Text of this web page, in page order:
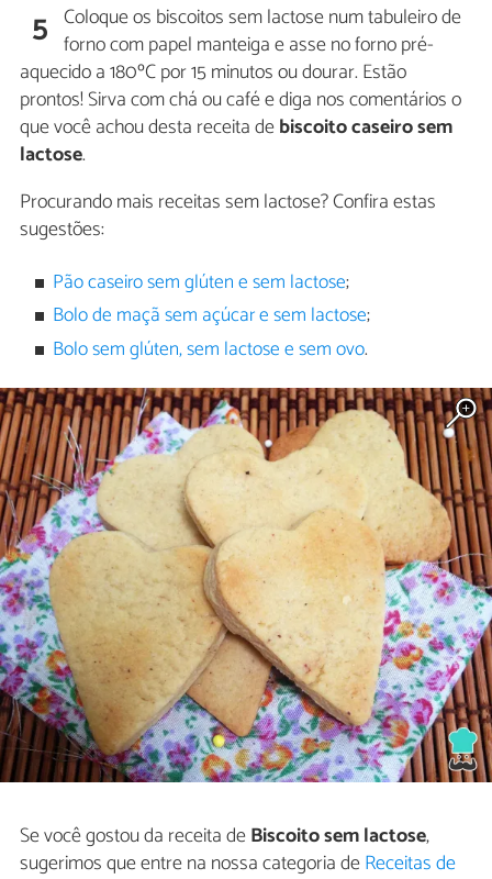
5 Coloque os biscoitos sem lactose num tabuleiro de
forno com papel manteiga e asse no forno pré-
aquecido a 180ºC por 15 minutos ou dourar. Estão
prontos! Sirva com chá ou café e diga nos comentários o
que você achou desta receita debiscoito caseiro sem
lactose.
Procurando mais receitas sem lactose? Confira estas
sugestões:
Pão caseiro sem glúten e sem lactose;
Bolo de maçã sem açúcar e sem lactose;
Bolo sem glúten, sem lactose e sem ovo.
Se você gostou da receita deBiscoito sem lactose,
sugerimos que entre na nossa categoria deReceitas de